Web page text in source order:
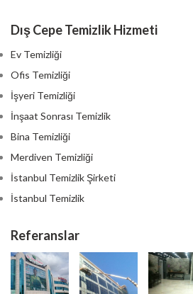
Dış Cepe Temizlik Hizmeti
Ev Temizliği
Ofis Temizliği
İşyeri Temizliği
İnşaat Sonrası Temizlik
Bina Temizliği
Merdiven Temizliği
İstanbul Temizlik Şirketi
İstanbul Temizlik
Referanslar